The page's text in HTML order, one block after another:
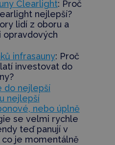
Clearlight: Proč
nejlepší?
lidí z oboru a
opravdových
infrasauny: Proč
investovat do
do nejlepší
nejlepší
nebo úplně
se velmi rychle
teď panují v
co je momentálně